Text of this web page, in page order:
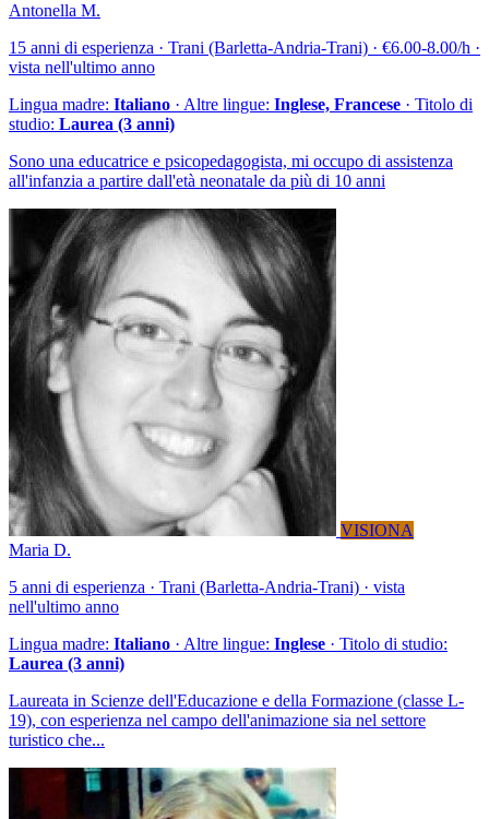
Antonella M.
15 anni di esperienza · Trani (Barletta-Andria-Trani) · €6.00-8.00/h ·
vista nell'ultimo anno
Lingua madre: Italiano · Altre lingue: Inglese, Francese · Titolo di
studio: Laurea (3 anni)
Sono una educatrice e psicopedagogista, mi occupo di assistenza
all'infanzia a partire dall'età neonatale da più di 10 anni
VISIONA
Maria D.
5 anni di esperienza · Trani (Barletta-Andria-Trani) · vista
nell'ultimo anno
Lingua madre: Italiano · Altre lingue: Inglese · Titolo di studio:
Laurea (3 anni)
Laureata in Scienze dell'Educazione e della Formazione (classe L-
19), con esperienza nel campo dell'animazione sia nel settore
turistico che...